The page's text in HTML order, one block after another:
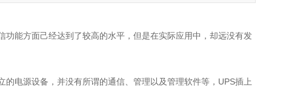
功能方面己经达到了较高的水平，但是在实际应用中，却远没有发
的电源设备，并没有所谓的通信、管理以及管理软件等，UPS插上